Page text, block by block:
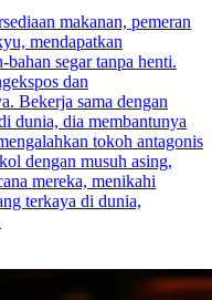
makanan, pemeran
mendapatkan
segar tanpa henti.
dan
Bekerja sama dengan
dunia, dia membantunya
tokoh antagonis
dengan musuh asing,
mereka, menikahi
terkaya di dunia,